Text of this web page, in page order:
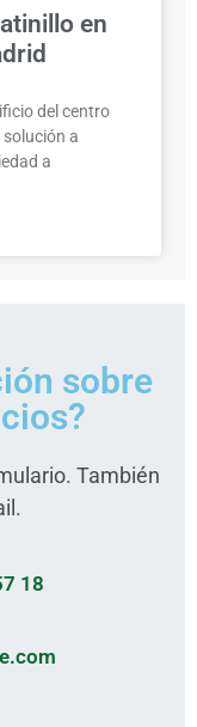
en
del centro
a
a
sobre
También
18